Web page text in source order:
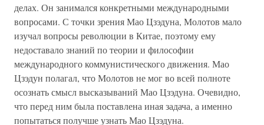
делах. Он занимался конкретными международными
вопросами. С точки зрения Мао Цзэдуна, Молотов мало
изучал вопросы революции в Китае, поэтому ему
недоставало знаний по теории и философии
международного коммунистического движения. Мао
Цзэдун полагал, что Молотов не мог во всей полноте
осознать смысл высказываний Мао Цзэдуна. Очевидно,
что перед ним была поставлена иная задача, а именно
попытаться получше узнать Мао Цзэдуна.